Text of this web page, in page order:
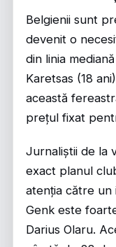
Belgienii sunt
devenit o
din linia
Karetsas (18
această
prețul fixat
Jurnaliștii de la
exact planul
atenția către un
Genk este
Darius Olaru.